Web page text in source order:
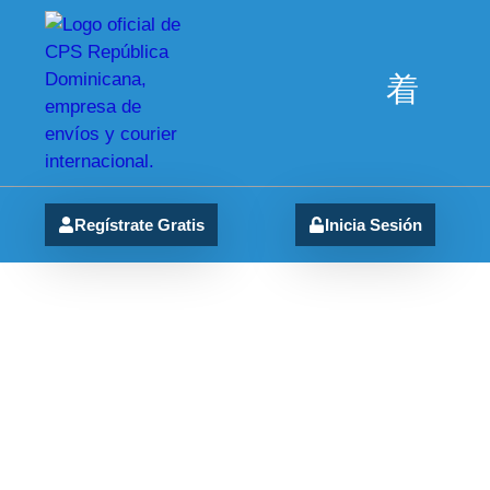
Regístrate Gratis Inicia Sesión